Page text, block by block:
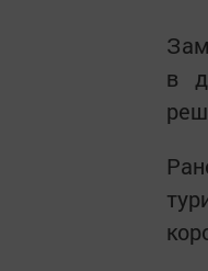
в